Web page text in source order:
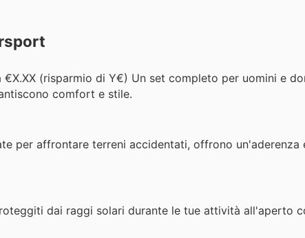
(risparmio di Y€) Un set completo per uomini e
comfort e stile.
per affrontare terreni accidentati, offrono un'aderenza
dai raggi solari durante le tue attività all'aperto